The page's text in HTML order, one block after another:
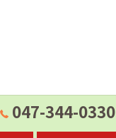
047-344-0330